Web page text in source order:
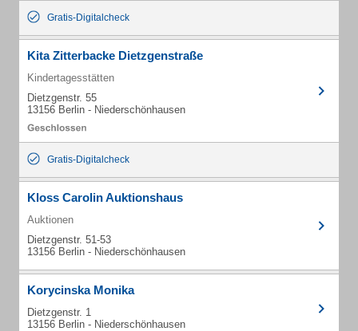
Gratis-Digitalcheck
Kita Zitterbacke Dietzgenstraße
Kindertagesstätten
Dietzgenstr. 55
13156 Berlin - Niederschönhausen
Gratis-Digitalcheck
Kloss Carolin Auktionshaus
Auktionen
Dietzgenstr. 51-53
13156 Berlin - Niederschönhausen
Korycinska Monika
Dietzgenstr. 1
13156 Berlin - Niederschönhausen